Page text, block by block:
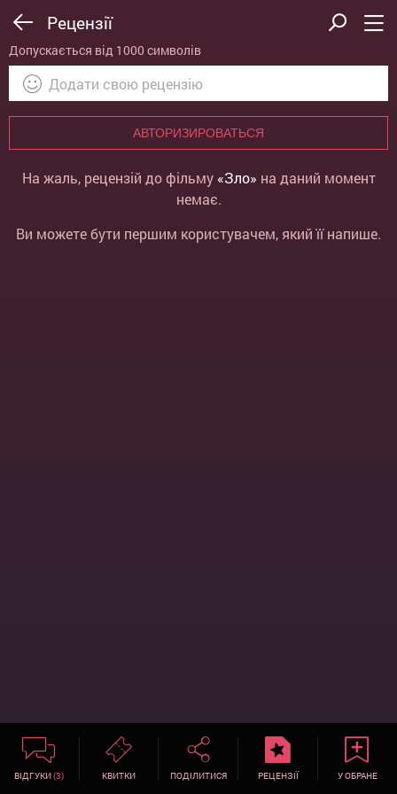
Рецензії
Допускається від 1000 символів
АВТОРИЗИРОВАТЬСЯ
На жаль, рецензій до фільму «Зло» на даний момент
немає.
Ви можете бути першим користувачем, який її напише.
ВІДГУКИ(3) КВИТКИ ПОДІЛИТИСЯ РЕЦЕНЗІЇ У ОБРАНЕ